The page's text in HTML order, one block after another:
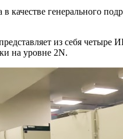
качестве генерального
из себя
на уровне 2N.